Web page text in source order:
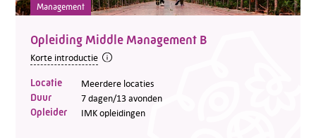
Management
Opleiding Middle Management B
Korte introductie
Locatie Meerdere locaties
Duur 7 dagen/13 avonden
Opleider IMK opleidingen